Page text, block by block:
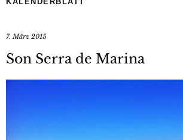
7. März 2015
Son Serra de Marina